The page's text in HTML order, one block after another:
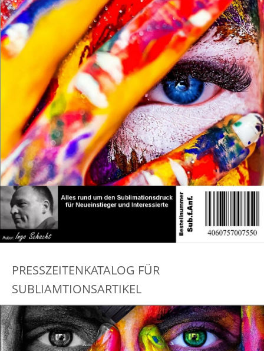
PRESSZEITENKATALOG FÜR
SUBLIAMTIONSARTIKEL